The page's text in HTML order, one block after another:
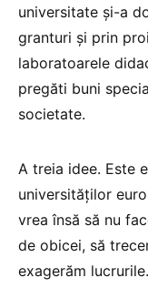
universitate și-a
granturi și prin
laboratoarele
pregăti buni
societate.
A treia idee. Este
universităților
vrea însă să nu
de obicei, să
exagerăm